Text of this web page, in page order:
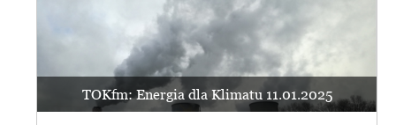
TOKfm: Energia dla Klimatu 11.01.2025